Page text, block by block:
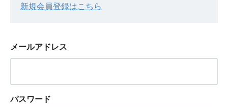
新規会員登録はこちら
メールアドレス
パスワード